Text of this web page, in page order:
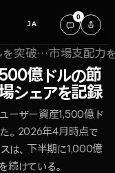
JA
0
億ドルの節
シェアを記録
ーザー資産1,500億ド
。2026年4月時点で
は、下半期に1,000億
続けている。